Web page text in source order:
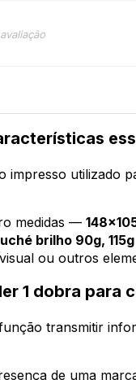
impresso utilizado
medidas —
brilho 90g,
ou outros
1 dobra para
transmitir
de uma